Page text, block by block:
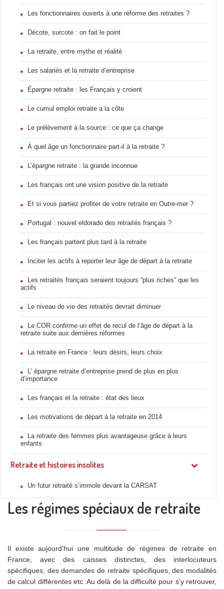
Les fonctionnaires ouverts à une réforme des retraites ?
Décote, surcote : on fait le point
La retraite, entre mythe et réalité
Les salariés et la retraite d’entreprise
Épargne retraite : les Français y croient
Le cumul emploi retraite a la côte
Le prélèvement à la source : ce que ça change
À quel âge un fonctionnaire part-il à la retraite ?
L’épargne retraite : la grande inconnue
Les français ont une vision positive de la retraite
Et si vous partiez profiter de votre retraite en Outre-mer ?
Portugal : nouvel eldorado des retraités français ?
Les français partent plus tard à la retraite
Inciter les actifs à reporter leur âge de départ à la retraite
Les retraités français seraient toujours “plus riches” que les
actifs
Le niveau de vie des retraités devrait diminuer
Le COR confirme un effet de recul de l’âge de départ à la
retraite suite aux dernières réformes
La retraite en France : leurs désirs, leurs choix
L’ épargne retraite d’entreprise prend de plus en plus
d’importance
Les français et la retraite : état des lieux
Les motivations de départ à la retraite en 2014
La retraite des femmes plus avantageuse grâce à leurs
enfants
Retraite et histoires insolites
Un futur retraité s’immole devant la CARSAT
Les régimes spéciaux de retraite
Il existe aujourd’hui une multitude de régimes de retraite en
France, avec des caisses distinctes, des interlocuteurs
spécifiques, des demandes de retraite spécifiques, des modalités
de calcul différentes etc. Au delà de la difficulté pour s’y retrouver,